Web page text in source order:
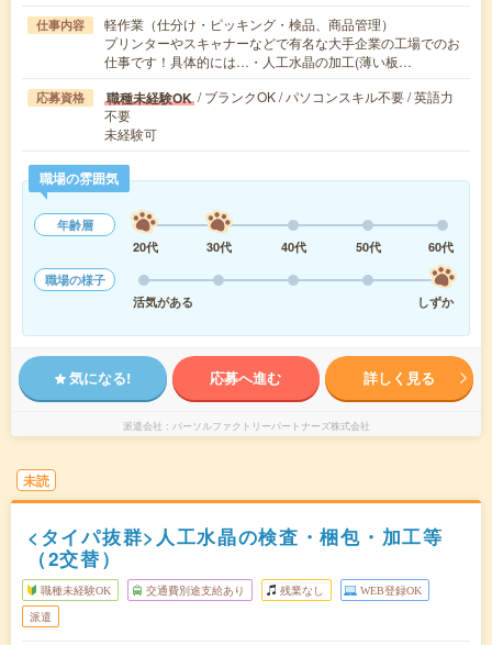
仕事内容
軽作業（仕分け・ピッキング・検品、商品管理）
プリンターやスキャナーなどで有名な大手企業の工場でのお
仕事です！具体的には…・人工水晶の加工(薄い板…
応募資格 職種未経験OK / ブランクOK / パソコンスキル不要 / 英語力
不要
未経験可
職場の雰囲気
年齢層
20代
30代 40代 50代
60代
職場の様子
活気がある
しずか
気になる! 応募へ進む 詳しく見る
派遣会社 パーソルファクトリーパートナーズ株式会社
未読
<タイパ抜群>人工水晶の検査・梱包・加工等
（2交替）
職種未経験OK 交通費別途支給あり 残業なし WEB登録OK
派遣